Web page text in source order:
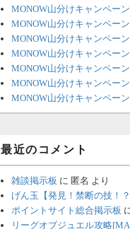
MONOW山分けキャンペーン
MONOW山分けキャンペーン
MONOW山分けキャンペーン
MONOW山分けキャンペーン
MONOW山分けキャンペーン
MONOW山分けキャンペーン
MONOW山分けキャンペーン
最近のコメント
雑談掲示板 に 匿名 より
げん玉【発見！禁断の技！？
ポイントサイト総合掲示板
リーグオブジュエル攻略